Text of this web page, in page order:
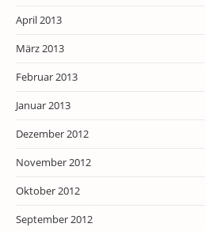
April 2013
März 2013
Februar 2013
Januar 2013
Dezember 2012
November 2012
Oktober 2012
September 2012